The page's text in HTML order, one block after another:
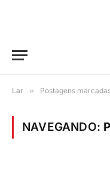
Lar » Postagens
NAVEGANDO: